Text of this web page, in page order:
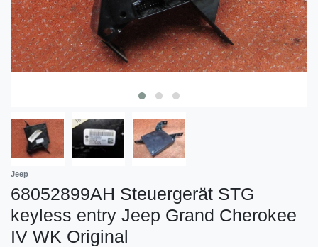
Jeep
68052899AH Steuergerät STG
keyless entry Jeep Grand Cherokee
IV WK Original